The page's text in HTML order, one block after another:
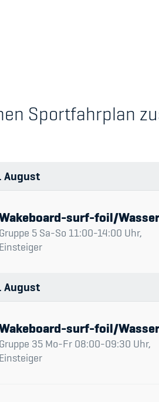
Sportfahrplan
August
surf-foil/
Gruppe 5 Sa-So 11:00-14:00 Uhr,
Einsteiger
August
surf-foil/
Gruppe 35 Mo-Fr 08:00-09:30 Uhr,
Einsteiger